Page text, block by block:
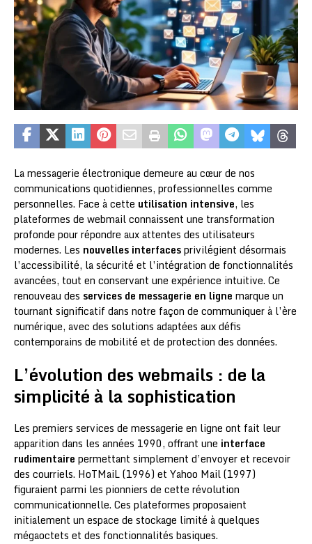
La messagerie électronique demeure au cœur de nos
communications quotidiennes, professionnelles comme
personnelles. Face à cette utilisation intensive, les
plateformes de webmail connaissent une transformation
profonde pour répondre aux attentes des utilisateurs
modernes. Les nouvelles interfacesprivilégient désormais
l’accessibilité, la sécurité et l’intégration de fonctionnalités
avancées, tout en conservant une expérience intuitive. Ce
renouveau des services de messagerie en ligne marque un
tournant significatif dans notre façon de communiquer à l’ère
numérique, avec des solutions adaptées aux défis
contemporains de mobilité et de protection des données.
L’évolution des webmails : de la
simplicité à la sophistication
Les premiers services de messagerie en ligne ont fait leur
apparition dans les années 1990, offrant une interface
rudimentaire permettant simplement d’envoyer et recevoir
des courriels. HoTMaiL (1996) et Yahoo Mail (1997)
figuraient parmi les pionniers de cette révolution
communicationnelle. Ces plateformes proposaient
initialement un espace de stockage limité à quelques
mégaoctets et des fonctionnalités basiques.